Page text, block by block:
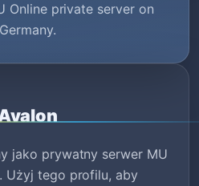
Online private server on
jako prywatny serwer MU
Użyj tego profilu, aby